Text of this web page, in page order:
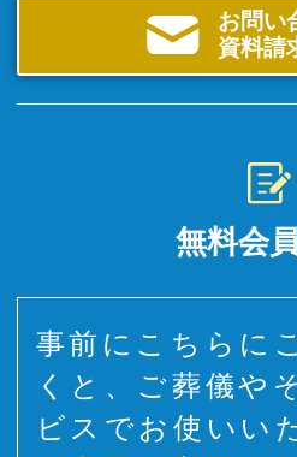
お問い
資料請
無料会
事前にこちらに
くと、ご葬儀や
ビスでお使いい